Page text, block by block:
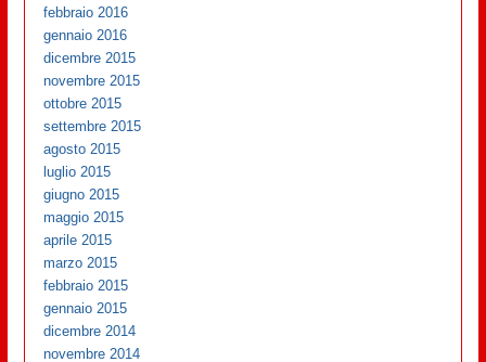
febbraio 2016
gennaio 2016
dicembre 2015
novembre 2015
ottobre 2015
settembre 2015
agosto 2015
luglio 2015
giugno 2015
maggio 2015
aprile 2015
marzo 2015
febbraio 2015
gennaio 2015
dicembre 2014
novembre 2014